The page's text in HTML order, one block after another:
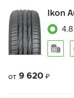
Ikon
4.8
от 9 620 ₽